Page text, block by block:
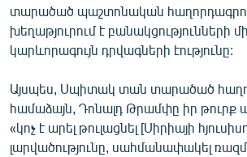
«Ազատության» բոլոր կայքերը
տարածած պաշտոնական
խեղաթյուրում է բանակցությունների
կարևորագույն դրվագների էությունը:
Այսպես, Սպիտակ տան տարածած
համաձայն, Դոնալդ Թրամփը իր թուրք
«կոչ է արել թուլացնել [Սիրիայի
լարվածությունը, սահմանափակել